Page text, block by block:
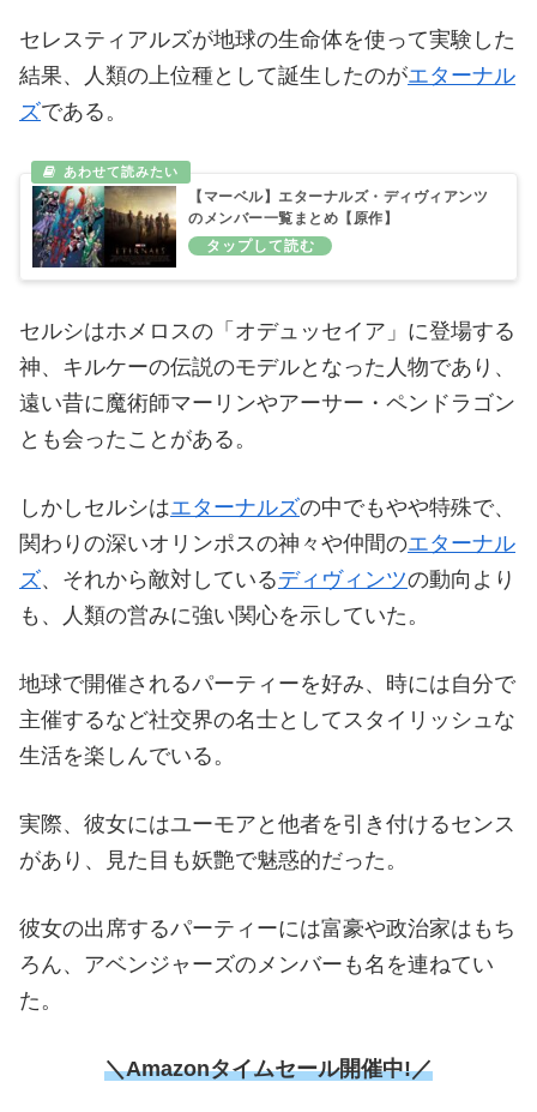
セレスティアルズが地球の生命体を使って実験した
結果、人類の上位種として誕生したのがエターナル
ズである。
【マーベル】エターナルズ・ディヴィアンツ
のメンバー一覧まとめ【原作】
セルシはホメロスの「オデュッセイア」に登場する
神、キルケーの伝説のモデルとなった人物であり、
遠い昔に魔術師マーリンやアーサー・ペンドラゴン
とも会ったことがある。
しかしセルシはエターナルズの中でもやや特殊で、
関わりの深いオリンポスの神々や仲間のエターナル
ズ、それから敵対しているディヴィンツの動向より
も、人類の営みに強い関心を示していた。
地球で開催されるパーティーを好み、時には自分で
主催するなど社交界の名士としてスタイリッシュな
生活を楽しんでいる。
実際、彼女にはユーモアと他者を引き付けるセンス
があり、見た目も妖艶で魅惑的だった。
彼女の出席するパーティーには富豪や政治家はもち
ろん、アベンジャーズのメンバーも名を連ねてい
た。
＼Amazonタイムセール開催中!／